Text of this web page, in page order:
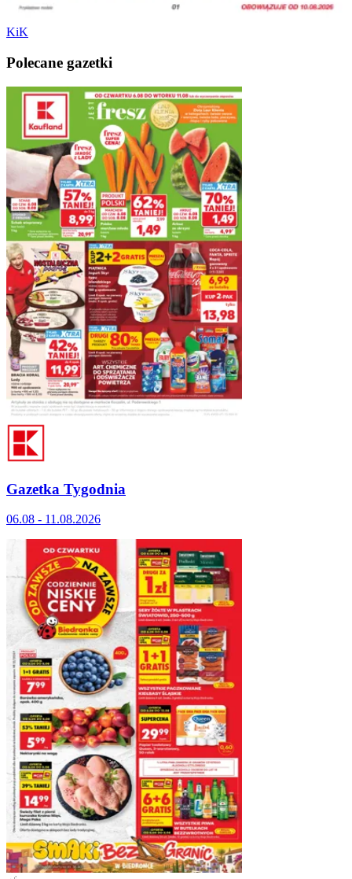
KiK
Polecane gazetki
Gazetka Tygodnia
06.08 - 11.08.2026